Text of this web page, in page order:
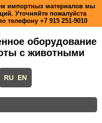
импортных материалов мы
Уточняйте пожалуйста
телефону +7 915 251-9010
оборудование
с животными
RU EN